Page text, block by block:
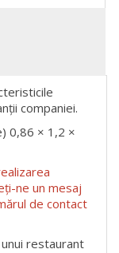
companiei.
0,86 × 1,2 ×
ne un mesaj
de contact
restaurant